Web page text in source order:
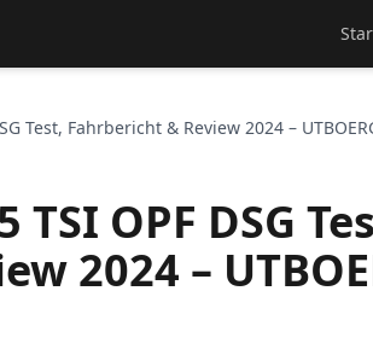
Test, Fahrbericht & Review 2024 –
TSI OPF DSG
2024 –